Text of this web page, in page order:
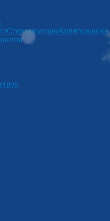
Стерилизаторы